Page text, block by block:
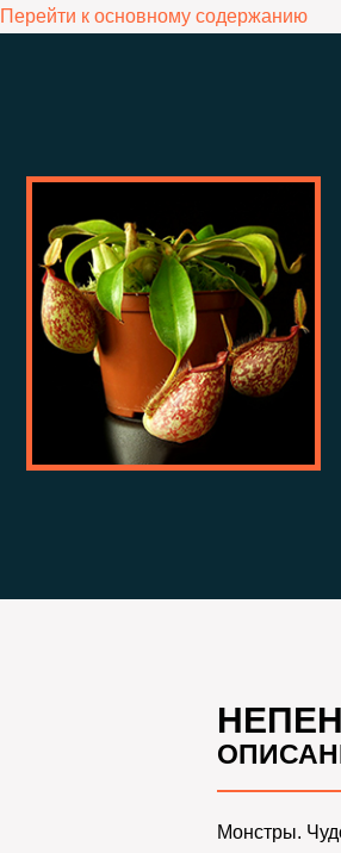
Перейти к основному содержанию
Монстры.